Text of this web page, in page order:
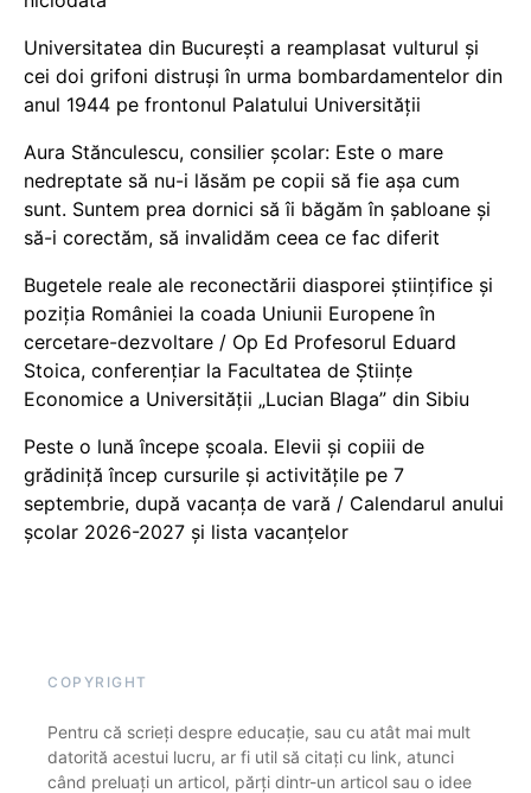
Universitatea din București a reamplasat vulturul și
cei doi grifoni distruși în urma bombardamentelor din
anul 1944 pe frontonul Palatului Universității
Aura Stănculescu, consilier școlar: Este o mare
nedreptate să nu-i lăsăm pe copii să fie așa cum
sunt. Suntem prea dornici să îi băgăm în șabloane și
să-i corectăm, să invalidăm ceea ce fac diferit
Bugetele reale ale reconectării diasporei științifice și
poziția României la coada Uniunii Europene în
cercetare-dezvoltare / Op Ed Profesorul Eduard
Stoica, conferențiar la Facultatea de Științe
Economice a Universității „Lucian Blaga” din Sibiu
Peste o lună începe școala. Elevii și copiii de
grădiniță încep cursurile și activitățile pe 7
septembrie, după vacanța de vară / Calendarul anului
școlar 2026-2027 și lista vacanțelor
COPYRIGHT
Pentru că scrieți despre educație, sau cu atât mai mult
datorită acestui lucru, ar fi util să citați cu link, atunci
când preluați un articol, părți dintr-un articol sau o idee